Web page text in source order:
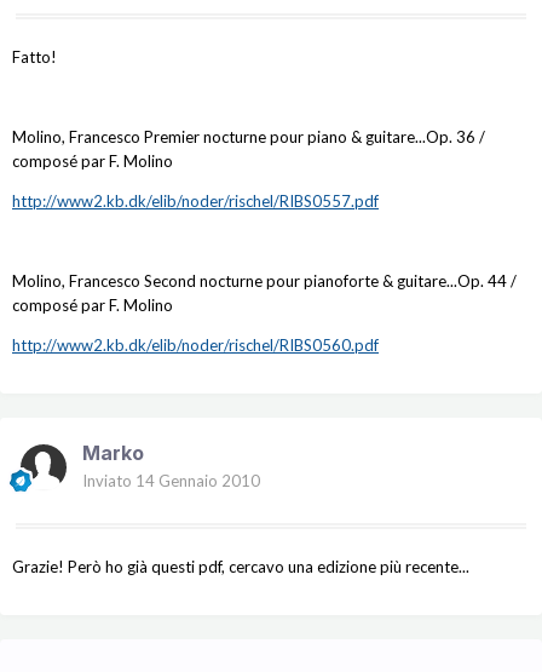
Fatto!
Molino, Francesco Premier nocturne pour piano & guitare...Op. 36 /
composé par F. Molino
http://www2.kb.dk/elib/noder/rischel/RIBS0557.pdf
Molino, Francesco Second nocturne pour pianoforte & guitare...Op. 44 /
composé par F. Molino
http://www2.kb.dk/elib/noder/rischel/RIBS0560.pdf
Marko
Inviato 14 Gennaio 2010
Grazie! Però ho già questi pdf, cercavo una edizione più recente...